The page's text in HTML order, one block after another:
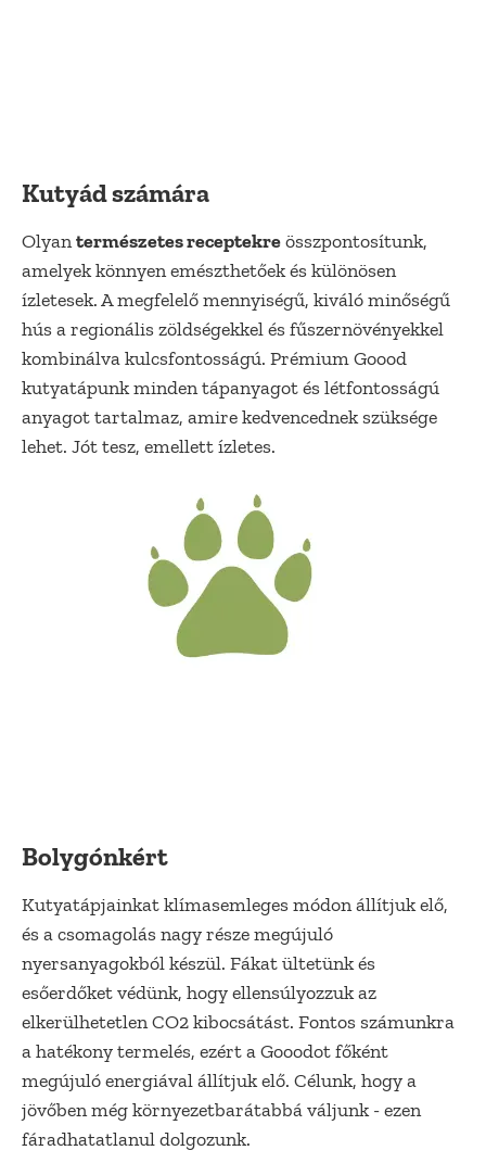
Kutyád számára
Olyan természetes receptekre összpontosítunk,
amelyek könnyen emészthetőek és különösen
ízletesek. A megfelelő mennyiségű, kiváló minőségű
hús a regionális zöldségekkel és fűszernövényekkel
kombinálva kulcsfontosságú. Prémium Goood
kutyatápunk minden tápanyagot és létfontosságú
anyagot tartalmaz, amire kedvencednek szüksége
lehet. Jót tesz, emellett ízletes.
Bolygónkért
Kutyatápjainkat klímasemleges módon állítjuk elő,
és a csomagolás nagy része megújuló
nyersanyagokból készül. Fákat ültetünk és
esőerdőket védünk, hogy ellensúlyozzuk az
elkerülhetetlen CO2 kibocsátást. Fontos számunkra
a hatékony termelés, ezért a Gooodot főként
megújuló energiával állítjuk elő. Célunk, hogy a
jövőben még környezetbarátabbá váljunk - ezen
fáradhatatlanul dolgozunk.